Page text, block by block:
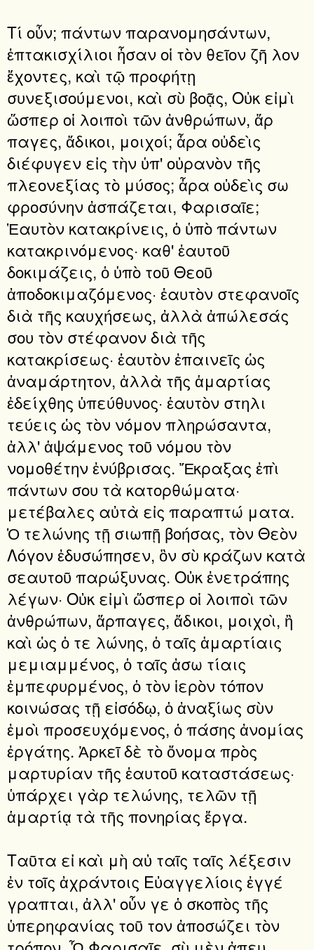
Τί οὖν; πάντων παρανομησάντων,
ἑπτακισχίλιοι ἦσαν οἱ τὸν θεῖον ζῆ λον
ἔχοντες, καὶ τῷ προφήτῃ
συνεξισούμενοι, καὶ σὺ βοᾷς, Οὐκ εἰμὶ
ὥσπερ οἱ λοιποὶ τῶν ἀνθρώπων, ἅρ
παγες, ἄδικοι, μοιχοί; ἆρα οὐδεὶς
διέφυγεν εἰς τὴν ὑπ' οὐρανὸν τῆς
πλεονεξίας τὸ μύσος; ἆρα οὐδεὶς σω
φροσύνην ἀσπάζεται, Φαρισαῖε;
Ἑαυτὸν κατακρίνεις, ὁ ὑπὸ πάντων
κατακρινόμενος· καθ' ἑαυτοῦ
δοκιμάζεις, ὁ ὑπὸ τοῦ Θεοῦ
ἀποδοκιμαζόμενος· ἑαυτὸν στεφανοῖς
διὰ τῆς καυχήσεως, ἀλλὰ ἀπώλεσάς
σου τὸν στέφανον διὰ τῆς
κατακρίσεως· ἑαυτὸν ἐπαινεῖς ὡς
ἀναμάρτητον, ἀλλὰ τῆς ἁμαρτίας
ἐδείχθης ὑπεύθυνος· ἑαυτὸν στηλι
τεύεις ὡς τὸν νόμον πληρώσαντα,
ἀλλ' ἁψάμενος τοῦ νόμου τὸν
νομοθέτην ἐνύβρισας. Ἔκραξας ἐπὶ
πάντων σου τὰ κατορθώματα·
μετέβαλες αὐτὰ εἰς παραπτώ ματα.
Ὁ τελώνης τῇ σιωπῇ βοήσας, τὸν Θεὸν
Λόγον ἐδυσώπησεν, ὃν σὺ κράζων κατὰ
σεαυτοῦ παρώξυνας. Οὐκ ἐνετράπης
λέγων· Οὐκ εἰμὶ ὥσπερ οἱ λοιποὶ τῶν
ἀνθρώπων, ἅρπαγες, ἄδικοι, μοιχοὶ, ἢ
καὶ ὡς ὁ τε λώνης, ὁ ταῖς ἁμαρτίαις
μεμιαμμένος, ὁ ταῖς ἀσω τίαις
ἐμπεφυρμένος, ὁ τὸν ἱερὸν τόπον
κοινώσας τῇ εἰσόδῳ, ὁ ἀναξίως σὺν
ἐμοὶ προσευχόμενος, ὁ πάσης ἀνομίας
ἐργάτης. Ἀρκεῖ δὲ τὸ ὄνομα πρὸς
μαρτυρίαν τῆς ἑαυτοῦ καταστάσεως·
ὑπάρχει γὰρ τελώνης, τελῶν τῇ
ἁμαρτίᾳ τὰ τῆς πονηρίας ἔργα.
Ταῦτα εἰ καὶ μὴ αὐ ταῖς ταῖς λέξεσιν
ἐν τοῖς ἀχράντοις Εὐαγγελίοις ἐγγέ
γραπται, ἀλλ' οὖν γε ὁ σκοπὸς τῆς
ὑπερηφανίας τοῦ τον ἀποσώζει τὸν